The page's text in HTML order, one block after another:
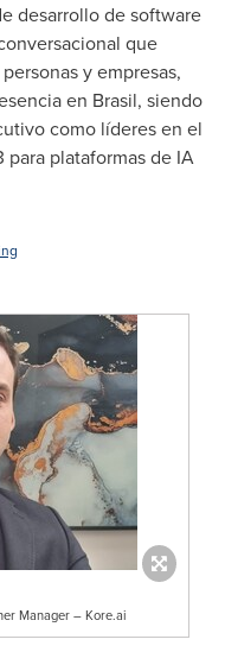
desarrollo de software
que
y empresas,
en Brasil, siendo
como líderes en el
plataformas de IA
Manager – Kore.ai